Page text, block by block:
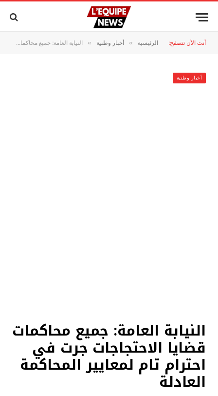
أنت الآن تتصفح: الرئيسية » أخبار وطنية » النيابة العامة: جميع محاكمات قضايا الاحتجاجات جرت في احترام تام لمعايير المحاكمة العادلة
أخبار وطنية
النيابة العامة: جميع محاكمات
قضايا الاحتجاجات جرت في
احترام تام لمعايير المحاكمة
العادلة